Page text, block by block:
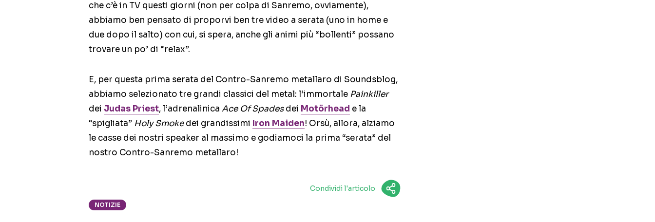
che c’è in TV questi giorni (non per colpa di Sanremo, ovviamente),
abbiamo ben pensato di proporvi ben tre video a serata (uno in home e
due dopo il salto) con cui, si spera, anche gli animi più “bollenti” possano
trovare un po’ di “relax”.
E, per questa prima serata del Contro-Sanremo metallaro di Soundsblog,
abbiamo selezionato tre grandi classici del metal: l’immortale Painkiller
dei Judas Priest, l’adrenalinica Ace Of Spadesdei Motörhead e la
“spigliata” Holy Smokedei grandissimi Iron Maiden! Orsù, allora, alziamo
le casse dei nostri speaker al massimo e godiamoci la prima “serata” del
nostro Contro-Sanremo metallaro!
Condividi l'articolo
NOTIZIE